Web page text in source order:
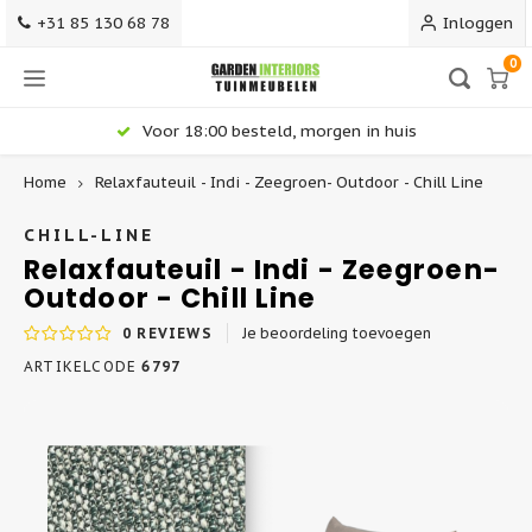
Hoofdmenu / tuinstoelen
Tuinstoelen
Alle Tuinstoelen
Dining Tuinstoelen
Verstelbare Tuinstoelen
Hoofdmenu / barkrukken
Barkrukken
Alle Barkrukken
Kunststof Barkrukken
Counter Barkrukken 65 cm
Hoofdmenu / tuintafels
Alle Tuintafels - Gardeninteriors
Ronde Tuintafels
Teak Tuintafels
Hoofdmenu / loungesets
Loungesets
Alle Loungesets
Loungeset Hoekbank
Dining Loungesets
Hoofdmenu / terrasmeubilair
Terrasmeubilair
Terrasstoelen
Terrastafels
Terrassets
+31 85 130 68 78 Inloggen
0
Voor 18:00 besteld, morgen in huis
Home Relaxfauteuil - Indi - Zeegroen- Outdoor - Chill Line
CHILL-LINE
Relaxfauteuil - Indi - Zeegroen-
Outdoor - Chill Line
0 REVIEWS
Je beoordeling toevoegen
ARTIKELCODE 6797